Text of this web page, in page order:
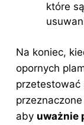
które
Na koniec,
opornych
przetestować
aby uważnie